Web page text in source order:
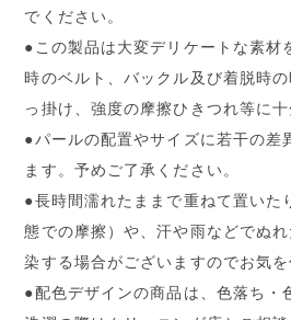
でください。
●この製品は大変デリケートな素材
時のベルト、バックル及び着脱時の
っ掛け、強度の摩擦ひきつれ等に十
●パールの配置やサイズに若干の差
ます。予めご了承ください。
●長時間濡れたままで重ねて置いた
態での摩擦）や、汗や雨などでぬ
染する場合がございますのでお気を
●配色デザインの商品は、色落ち・